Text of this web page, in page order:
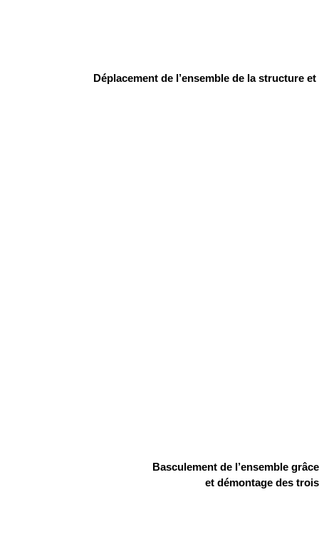
Déplacement de l’ensemble de la structure
Basculement de l’ensemble
et démontage des